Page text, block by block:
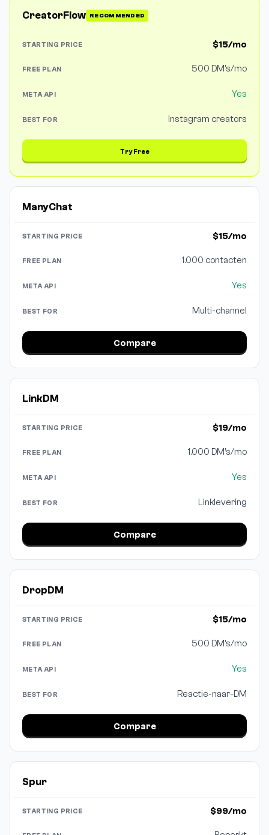
CreatorFlow RECOMMENDED
$15/mo
500 DM's/mo
Yes
Instagram creators
Try Free
ManyChat
$15/mo
1.000 contacten
Yes
Multi-channel
Compare
LinkDM
$19/mo
1.000 DM's/mo
Yes
Linklevering
Compare
DropDM
$15/mo
500 DM's/mo
Yes
Reactie-naar-DM
Compare
Spur
$99/mo